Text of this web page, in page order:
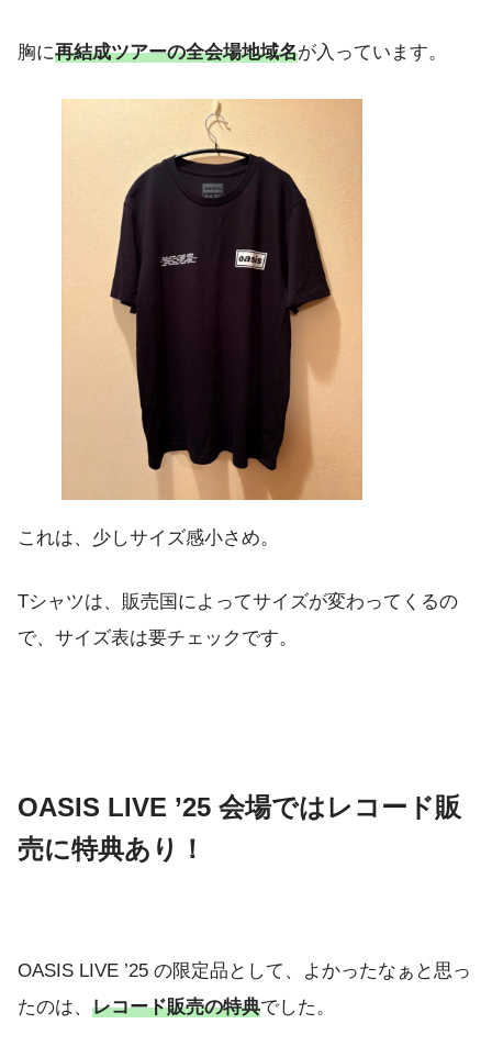
胸に再結成ツアーの全会場地域名が入っています。
これは、少しサイズ感小さめ。
Tシャツは、販売国によってサイズが変わってくるの
で、サイズ表は要チェックです。
OASIS LIVE ’25 会場ではレコード販
売に特典あり！
OASIS LIVE ’25 の限定品として、よかったなぁと思っ
たのは、 レコード販売の特典でした。